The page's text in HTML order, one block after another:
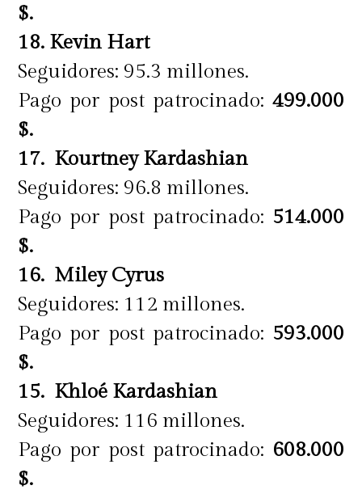
$.
18. Kevin Hart
Seguidores: 95.3 millones.
Pago por post patrocinado: 499.000
$.
17. Kourtney Kardashian
Seguidores: 96.8 millones.
Pago por post patrocinado: 514.000
$.
16. Miley Cyrus
Seguidores: 112 millones.
Pago por post patrocinado: 593.000
$.
15. Khloé Kardashian
Seguidores: 116 millones.
Pago por post patrocinado: 608.000
$.